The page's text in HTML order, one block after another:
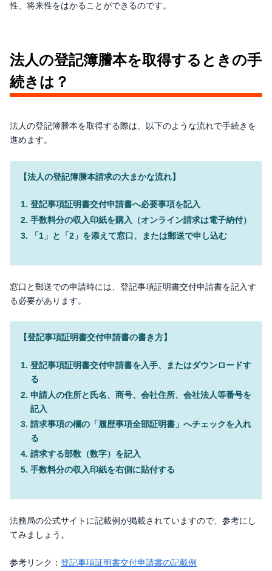
性、将来性をはかることができるのです。
法人の登記簿謄本を取得するときの手
続きは？
法人の登記簿謄本を取得する際は、以下のような流れで手続きを
進めます。
【法人の登記簿謄本請求の大まかな流れ】
登記事項証明書交付申請書へ必要事項を記入
手数料分の収入印紙を購入（オンライン請求は電子納付）
「1」と「2」を添えて窓口、または郵送で申し込む
窓口と郵送での申請時には、登記事項証明書交付申請書を記入す
る必要があります。
【登記事項証明書交付申請書の書き方】
登記事項証明書交付申請書を入手、またはダウンロードす
る
申請人の住所と氏名、商号、会社住所、会社法人等番号を
記入
請求事項の欄の「履歴事項全部証明書」へチェックを入れ
る
請求する部数（数字）を記入
手数料分の収入印紙を右側に貼付する
法務局の公式サイトに記載例が掲載されていますので、参考にし
てみましょう。
参考リンク： 登記事項証明書交付申請書の記載例